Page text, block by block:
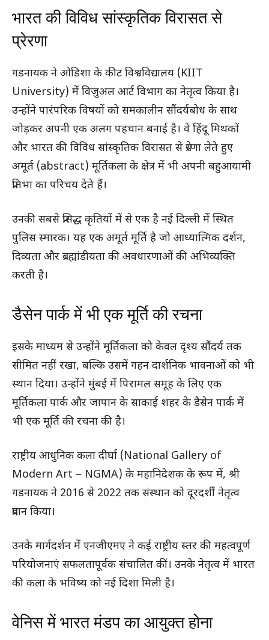
भारत की विविध सांस्कृतिक विरासत से
प्रेरणा
गडनायक ने ओडिशा के कीट विश्वविद्यालय (KIIT
University) में विज़ुअल आर्ट विभाग का नेतृत्व किया है।
उन्होंने पारंपरिक विषयों को समकालीन सौंदर्यबोध के साथ
जोड़कर अपनी एक अलग पहचान बनाई है। वे हिंदू मिथकों
और भारत की विविध सांस्कृतिक विरासत से प्रेरणा लेते हुए
अमूर्त (abstract) मूर्तिकला के क्षेत्र में भी अपनी बहुआयामी
प्रतिभा का परिचय देते हैं।
उनकी सबसे प्रसिद्ध कृतियों में से एक है नई दिल्ली में स्थित
पुलिस स्मारक। यह एक अमूर्त मूर्ति है जो आध्यात्मिक दर्शन,
दिव्यता और ब्रह्मांडीयता की अवधारणाओं की अभिव्यक्ति
करती है।
डैसेन पार्क में भी एक मूर्ति की रचना
इसके माध्यम से उन्होंने मूर्तिकला को केवल दृश्य सौंदर्य तक
सीमित नहीं रखा, बल्कि उसमें गहन दार्शनिक भावनाओं को भी
स्थान दिया। उन्होंने मुंबई में पिरामल समूह के लिए एक
मूर्तिकला पार्क और जापान के साकाई शहर के डैसेन पार्क में
भी एक मूर्ति की रचना की है।
राष्ट्रीय आधुनिक कला दीर्घा (National Gallery of
Modern Art – NGMA) के महानिदेशक के रूप में, श्री
गडनायक ने 2016 से 2022 तक संस्थान को दूरदर्शी नेतृत्व
प्रदान किया।
उनके मार्गदर्शन में एनजीएमए ने कई राष्ट्रीय स्तर की महत्वपूर्ण
परियोजनाएं सफलतापूर्वक संचालित कीं। उनके नेतृत्व में भारत
की कला के भविष्य को नई दिशा मिली है।
वेनिस में भारत मंडप का आयुक्त होना